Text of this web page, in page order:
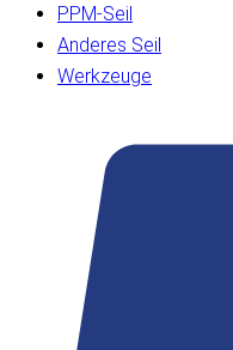
PPM-Seil
Anderes Seil
Werkzeuge